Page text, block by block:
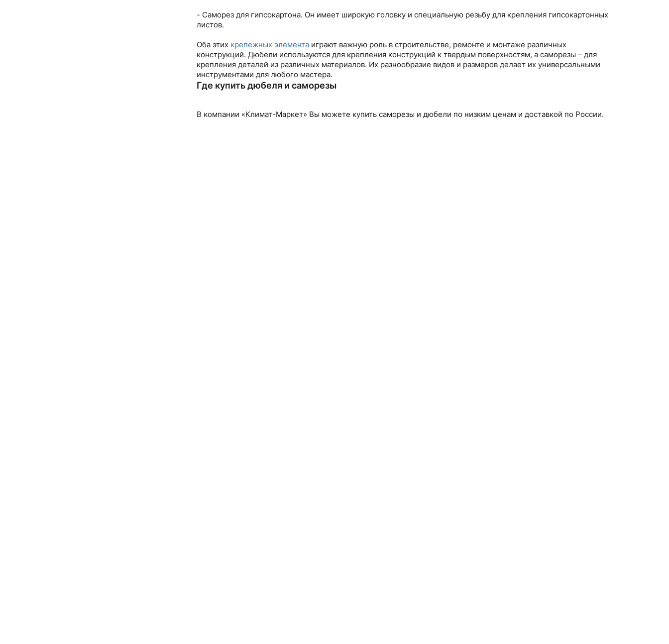
- Саморез для гипсокартона. Он имеет широкую головку и специальную резьбу для крепления гипсокартонных
листов.
Оба этих крепежных элемента играют важную роль в строительстве, ремонте и монтаже различных
конструкций. Дюбели используются для крепления конструкций к твердым поверхностям, а саморезы – для
крепления деталей из различных материалов. Их разнообразие видов и размеров делает их универсальными
инструментами для любого мастера.
Где купить дюбеля и саморезы
В компании «Климат-Маркет» Вы можете купить саморезы и дюбели по низким ценам и доставкой по России.